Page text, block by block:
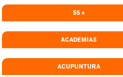
55 +
ACADEMIAS
ACUPUNTURA